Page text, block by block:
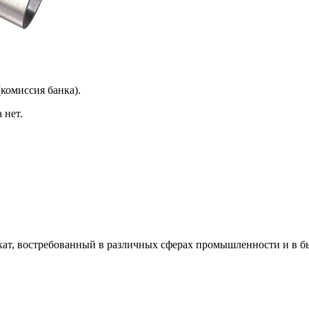
банка).
нет.
востребованный в различных сферах промышленности и в